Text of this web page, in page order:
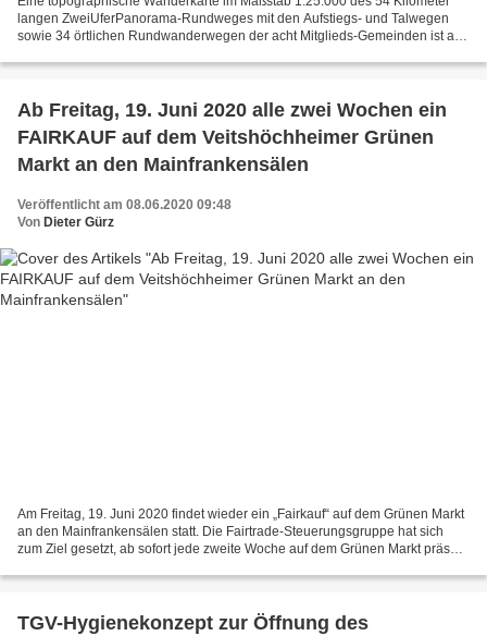
langen ZweiUferPanorama-Rundweges mit den Aufstiegs- und Talwegen
sowie 34 örtlichen Rundwanderwegen der acht Mitglieds-Gemeinden ist ab
Ab Freitag, 19. Juni 2020 alle zwei Wochen ein
FAIRKAUF auf dem Veitshöchheimer Grünen
Markt an den Mainfrankensälen
Veröffentlicht am 08.06.2020 09:48
Von Dieter Gürz
Am Freitag, 19. Juni 2020 findet wieder ein „Fairkauf“ auf dem Grünen Markt
an den Mainfrankensälen statt. Die Fairtrade-Steuerungsgruppe hat sich
zum Ziel gesetzt, ab sofort jede zweite Woche auf dem Grünen Markt präsent
TGV-Hygienekonzept zur Öffnung des